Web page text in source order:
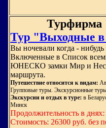
Тур "Выходные в
Вы ночевали когда -
Включенные в Список
ЮНЕСКО замки Мир и
маршрута.
Путешествие относится к видам:
Групповые туры. Экскурсионные
Экскурсии и отдых в туре: в
Минск
Продолжительность в днях:
Стоимость: 26300 руб. без